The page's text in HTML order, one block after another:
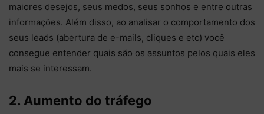
maiores desejos, seus medos, seus sonhos e entre outras
informações. Além disso, ao analisar o comportamento dos
seus leads (abertura de e-mails, cliques e etc) você
consegue entender quais são os assuntos pelos quais eles
mais se interessam.
2. Aumento do tráfego